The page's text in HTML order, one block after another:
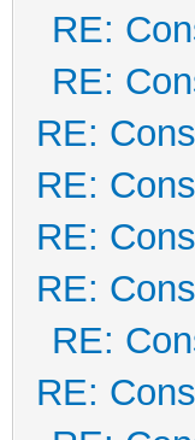
RE:
RE:
RE:
RE:
RE:
RE:
RE:
RE: